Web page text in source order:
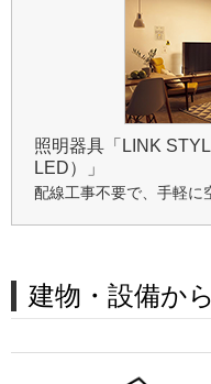
照明器具「LINK
LED）」
配線工事不要で、手軽に
建物・設備か